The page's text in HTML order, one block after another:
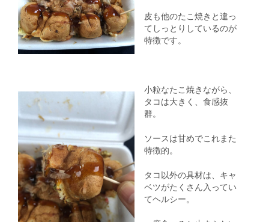
皮も他のたこ焼きと違っ
てしっとりしているのが
特徴です。
小粒なたこ焼きながら、
タコは大きく、食感抜
群。
ソースは甘めでこれまた
特徴的。
タコ以外の具材は、キャ
ベツがたくさん入ってい
てヘルシー。